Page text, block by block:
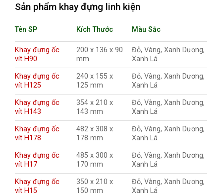
Sản phẩm khay đựng linh kiện
Tên SP Kích Thước Màu Sắc
Khay đựng ốc
vít H90
200 x 136 x 90
mm
Đỏ, Vàng, Xanh Dương,
Xanh Lá
Khay đựng ốc
vít H125
240 x 155 x
125 mm
Đỏ, Vàng, Xanh Dương,
Xanh Lá
Khay đựng ốc
vít H143
354 x 210 x
143 mm
Đỏ, Vàng, Xanh Dương,
Xanh Lá
Khay đựng ốc
vít H178
482 x 308 x
178 mm
Đỏ, Vàng, Xanh Dương,
Xanh Lá
Khay đựng ốc
vít H17
485 x 300 x
170 mm
Đỏ, Vàng, Xanh Dương,
Xanh Lá
Khay đựng ốc
vít H15
350 x 210 x
150 mm
Đỏ, Vàng, Xanh Dương,
Xanh Lá